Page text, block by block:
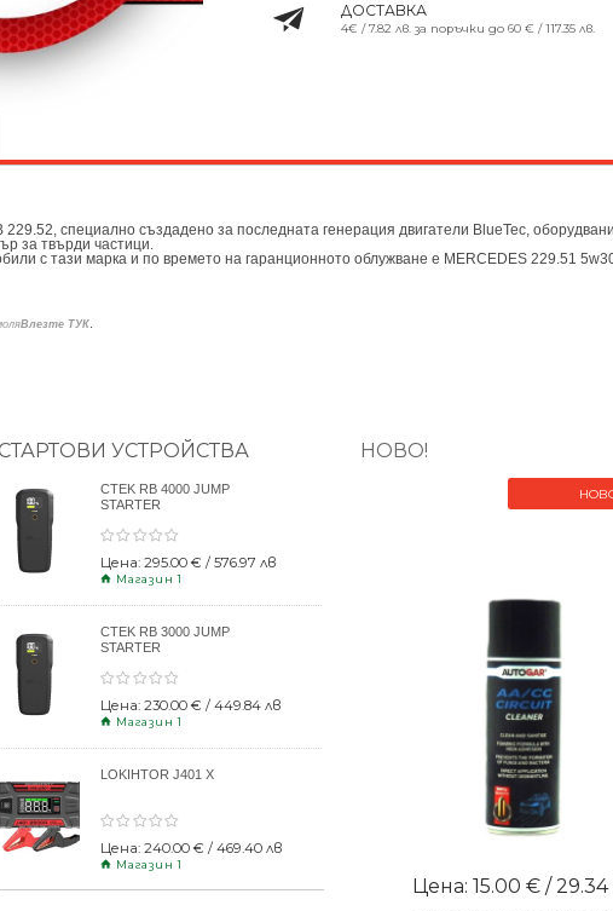
ДОСТАВКА
4€ / 7.82 лв. за поръчки до 60 € / 117.35 лв.
специално създадено за последната генерация двигатели BlueTec,
за твърди частици.
с тази марка и по времето на гаранционното облужване е MERCEDES 229.51
Влезте ТУК
СТАРТОВИ УСТРОЙСТВА
CTEK RB 4000 JUMP
STARTER
Цена: 295.00 € / 576.97 лв
Магазин 1
CTEK RB 3000 JUMP
STARTER
Цена: 230.00 € / 449.84 лв
Магазин 1
LOKIHTOR J401 X
Цена: 240.00 € / 469.40 лв
Магазин 1
НОВО!
Цена: 15.00 € / 29.34